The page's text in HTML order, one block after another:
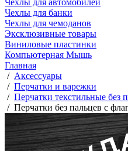
Чехлы для автомобилей
Чехлы для банки
Чехлы для чемоданов
Эксклюзивные товары
Виниловые пластинки
Компьютерная Мышь
Главная
/ Аксессуары
/ Перчатки и варежки
/ Перчатки текстильные без
/ Перчатки без пальцев с